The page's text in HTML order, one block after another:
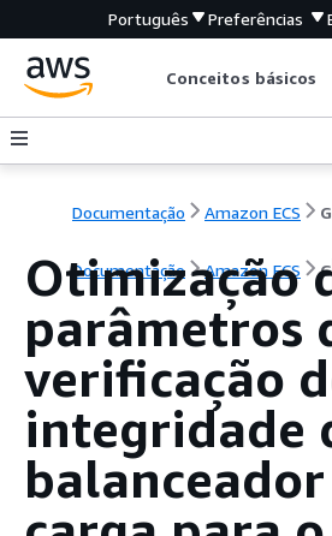
Português Preferências
Conceitos básicos
Documentação Amazon ECS
Documentação Amazon ECS
Otimização
parâmetros
verificação
integridade